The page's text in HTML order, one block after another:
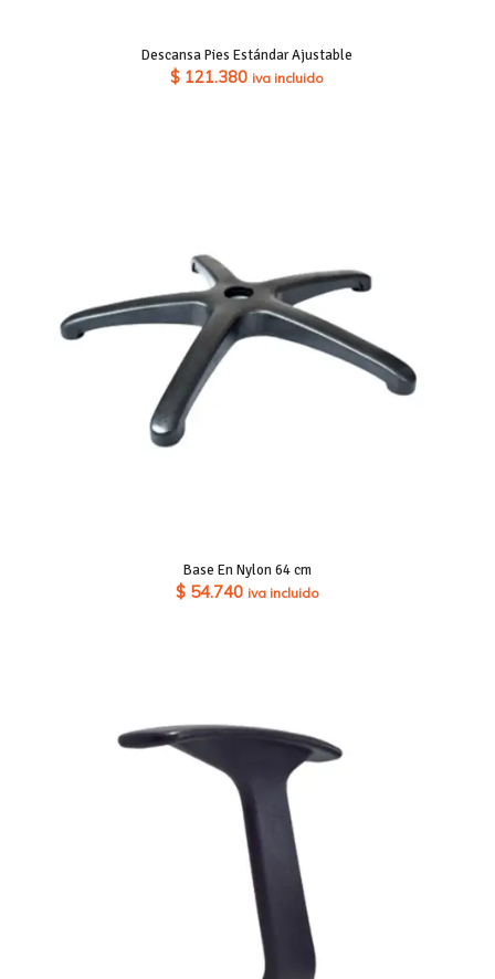
Descansa Pies Estándar Ajustable
$ 121.380 iva incluido
Base En Nylon 64 cm
$54.740 iva incluido